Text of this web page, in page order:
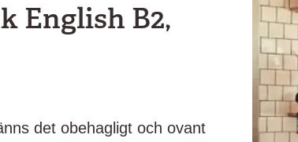
English B2,
det obehagligt och ovant